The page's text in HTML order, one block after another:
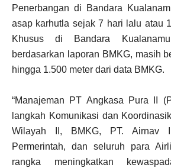
Penerbangan di Bandara
asap karhutla sejak 7 hari lalu atau
Khusus di Bandara
berdasarkan laporan BMKG, masih
hingga 1.500 meter dari data BMKG.
“Manajeman PT Angkasa Pura II
langkah Komunikasi dan
Wilayah II, BMKG, PT. Airnav
Permerintah, dan seluruh para
rangka meningkatkan